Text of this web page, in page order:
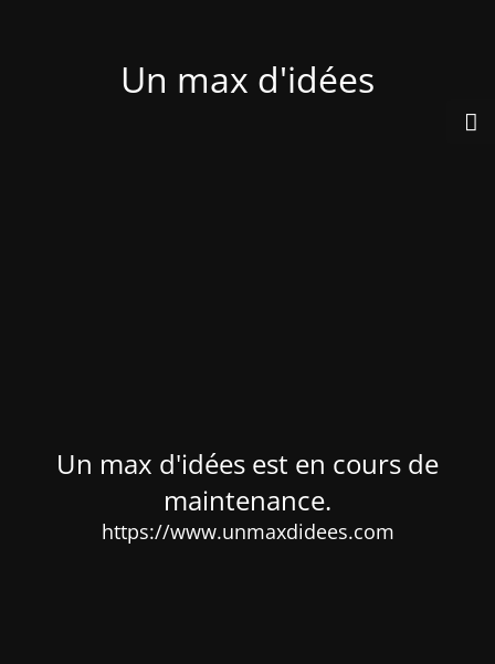
Un max d'idées
Un max d'idées est en cours de
maintenance.
https://www.unmaxdidees.com